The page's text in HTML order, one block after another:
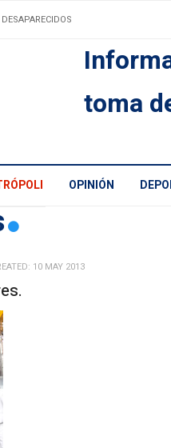
DESAPARECIDOS
toma
OPINIÓN
10 MAY 2013